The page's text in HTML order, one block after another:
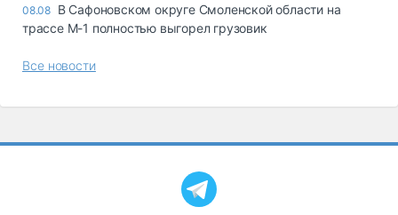
08.08 В Сафоновском округе Смоленской области на
трассе М-1 полностью выгорел грузовик
Все новости